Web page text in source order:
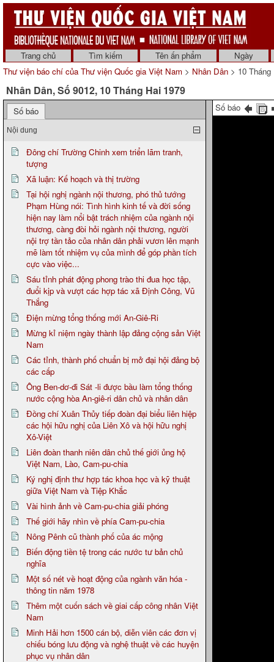
Trang chủ Tìm kiếm Tên ấn phẩm
Ngày
Thư viện báo chí của Thư viện Quốc gia Việt Nam > Nhân Dân > 10 Tháng
Nhân Dân, Số 9012, 10 Tháng Hai 1979
Số báo
Nội dung
Đông chí Trường Chinh xem triển lãm tranh,
tượng
Xã luận: Kế hoạch và thị trường
Tại hội nghị ngành nội thương, phó thủ tướng
Phạm Hùng nói: Tình hình kinh tế và đời sống
hiện nay làm nổi bật trách nhiệm của ngành nội
thương, càng đòi hỏi ngành nội thương, người
nội trợ tần tảo của nhân dân phải vươn lên mạnh
mẽ làm tốt nhiệm vụ của mình để góp phần tích
cực vào việc...
Sáu tỉnh phát động phong trào thi đua học tập,
đuổi kịp và vượt các hợp tác xã Định Công, Vũ
Thắng
Điện mừng tổng thống mới An-Giê-Ri
Mừng kỉ niệm ngày thành lập đảng cộng sản Việt
Nam
Các tỉnh, thành phố chuẩn bị mở đại hội đảng bộ
các cấp
Ông Ben-dơ-đi Sát -li được bầu làm tổng thống
nước cộng hòa An-giê-ri dân chủ và nhân dân
Đồng chí Xuân Thủy tiếp đoàn đại biểu liên hiệp
các hội hữu nghị của Liên Xô và hội hữu nghị
Xô-Việt
Liên đoàn thanh niên dân chủ thế giới ủng hộ
Việt Nam, Lào, Cam-pu-chia
Ký nghị định thư hợp tác khoa học và kỹ thuật
giữa Việt Nam và Tiệp Khắc
Vài hình ảnh về Cam-pu-chia giải phóng
Thế giới hãy nhìn về phía Cam-pu-chia
Nông Pênh cũ thành phố của ác mộng
Biến động tiền tệ trong các nước tư bản chủ
nghĩa
Một số nét về hoạt động của ngành văn hóa -
thông tin năm 1978
Thêm một cuốn sách về giai cấp công nhân Việt
Nam
Minh Hải hơn 1500 cán bộ, diễn viên các đơn vị
chiếu bóng lưu động và nghệ thuật về các huyện
phục vụ nhân dân
Số báo